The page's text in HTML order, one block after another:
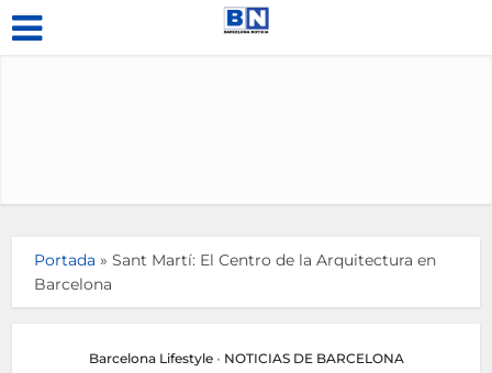
Portada »Sant Martí: El Centro de la Arquitectura en
Barcelona
Barcelona Lifestyle • NOTICIAS DE BARCELONA